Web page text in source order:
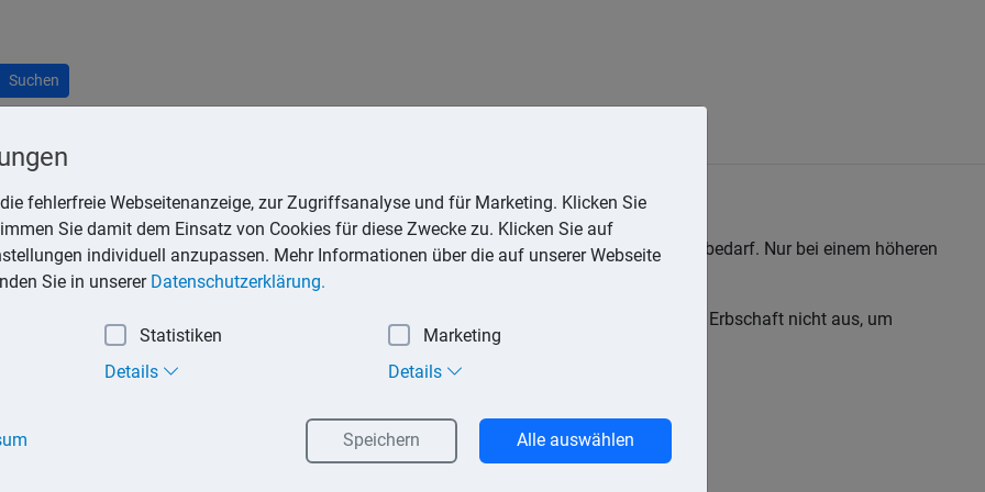
Suchen
ein Pauschbetrag von 10.300,– € abgezogen werden, ohne dass es eines Nachweises bedarf. Nur bei einem höheren
wird die Pauschale nach dem jeweiligen Erbanteil unter den Erben aufgeteilt. Reicht die Erbschaft nicht aus, um
Belastungen im Rahmen der Einkommensteuer entstehen.
fehlerfreie Webseitenanzeige, zur Zugriffsanalyse und für Marketing. Klicken Sie
Sie damit dem Einsatz von Cookies für diese Zwecke zu. Klicken Sie auf
individuell anzupassen. Mehr Informationen über die auf unserer Webseite
Sie in unserer Datenschutzerklärung.
Statistiken
Marketing
Details Details
Speichern Alle auswählen